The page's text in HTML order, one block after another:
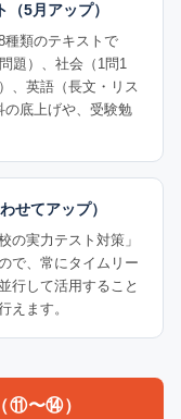
（5月アップ）
種類のテキストで
題）、社会（1問1
、英語（長文・リス
の底上げや、受験勉
せてアップ）
の実力テスト対策」
で、常にタイムリー
行して活用すること
えます。
⑪〜⑭）